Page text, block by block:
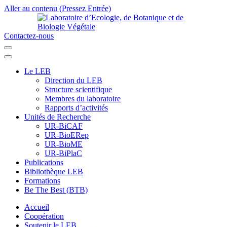
Aller au contenu (Pressez Entrée)
Contactez-nous
Le LEB
Direction du LEB
Structure scientifique
Membres du laboratoire
Rapports d’activités
Unités de Recherche
UR-BiCAF
UR-BioERep
UR-BioME
UR-BiPlaC
Publications
Bibliothèque LEB
Formations
Be The Best (BTB)
Accueil
Coopération
Soutenir le LEB